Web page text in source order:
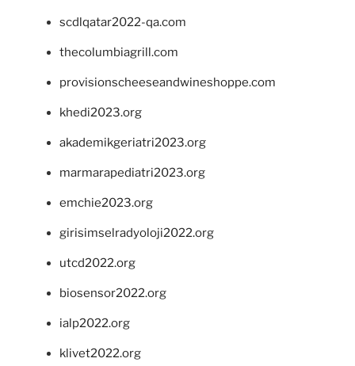
scdlqatar2022-qa.com
thecolumbiagrill.com
provisionscheeseandwineshoppe.com
khedi2023.org
akademikgeriatri2023.org
marmarapediatri2023.org
emchie2023.org
girisimselradyoloji2022.org
utcd2022.org
biosensor2022.org
ialp2022.org
klivet2022.org